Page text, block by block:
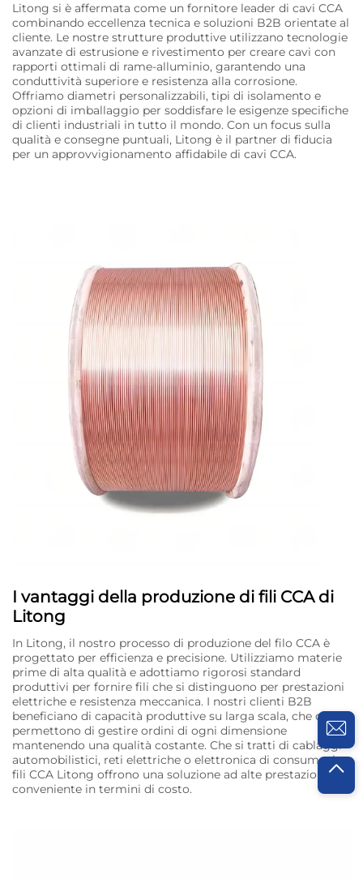
Litong si è affermata come un fornitore leader di cavi CCA
combinando eccellenza tecnica e soluzioni B2B orientate al
cliente. Le nostre strutture produttive utilizzano tecnologie
avanzate di estrusione e rivestimento per creare cavi con
rapporti ottimali di rame-alluminio, garantendo una
conduttività superiore e resistenza alla corrosione.
Offriamo diametri personalizzabili, tipi di isolamento e
opzioni di imballaggio per soddisfare le esigenze specifiche
di clienti industriali in tutto il mondo. Con un focus sulla
qualità e consegne puntuali, Litong è il partner di fiducia
per un approvvigionamento affidabile di cavi CCA.
I vantaggi della produzione di fili CCA di
Litong
In Litong, il nostro processo di produzione del filo CCA è
progettato per efficienza e precisione. Utilizziamo materie
prime di alta qualità e adottiamo rigorosi standard
produttivi per fornire fili che si distinguono per prestazioni
elettriche e resistenza meccanica. I nostri clienti B2B
beneficiano di capacità produttive su larga scala, che ci
permettono di gestire ordini di ogni dimensione
mantenendo una qualità costante. Che si tratti di cablaggi
automobilistici, reti elettriche o elettronica di consumo, i
fili CCA Litong offrono una soluzione ad alte prestazioni e
conveniente in termini di costo.